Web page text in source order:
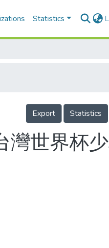
Statistics
Export Statistics
灣世界杯